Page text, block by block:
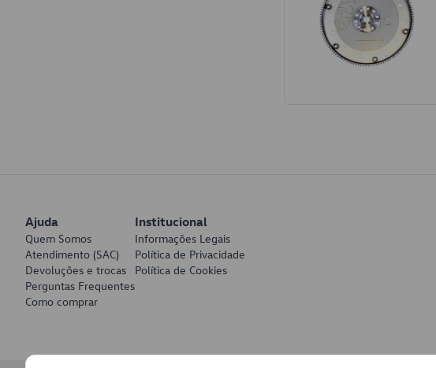
Alças de Segurança de Teto
Revestimentos de Porta
Fechos de Cinto de Segurança
Porta-objetos
Ajuda
Quem Somos
Atendimento (SAC)
Devoluções e trocas
Perguntas Frequentes
Como comprar
Institucional
Informações Legais
Política de Privacidade
Política de Cookies